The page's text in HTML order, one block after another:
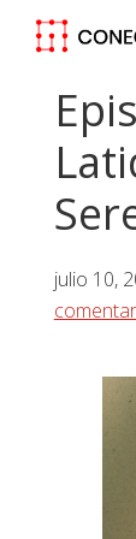
Saltar
navegación
principal
Saltar
principal
Saltar
lateral
principal
julio 10,